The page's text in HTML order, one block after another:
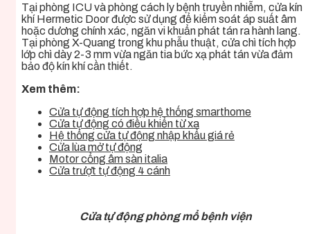
Tại phòng ICU và phòng cách ly bệnh truyền nhiễm, cửa kín
khí Hermetic Door được sử dụng để kiểm soát áp suất âm
hoặc dương chính xác, ngăn vi khuẩn phát tán ra hành lang.
Tại phòng X-Quang trong khu phẫu thuật, cửa chì tích hợp
lớp chì dày 2-3 mm vừa ngăn tia bức xạ phát tán vừa đảm
bảo độ kín khí cần thiết.
Xem thêm:
Cửa tự động tích hợp hệ thống smarthome
Cửa tự động có điều khiển từ xa
Hệ thống cửa tự động nhập khẩu giá rẻ
Cửa lùa mở tự động
Motor cổng âm sàn italia
Cửa trượt tự động 4 cánh
Cửa tự động phòng mổ bệnh viện